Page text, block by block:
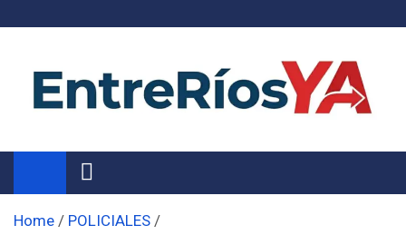
Noticias de Entre Ríos
Información de toda la provincia ahora
Home
POLICIALES